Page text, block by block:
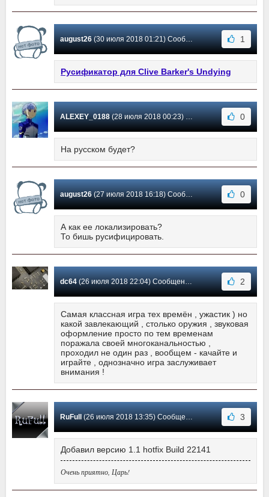
august26(30 июля 2018 01:21) Сообщение #5 1
Русификатор для Clive Barker's Undying
ALEXEY_0188(28 июля 2018 00:23) Сообщение #4 0
На русском будет?
august26(27 июля 2018 16:18) Сообщение #3 0
А как ее локализировать?
То бишь русифицировать.
dc64(26 июля 2018 22:04) Сообщение #2 2
Самая классная игра тех времён , ужастик ) но
какой завлекающий , столько оружия , звуковая
оформление просто по тем временам
поражала своей многоканальностью ,
проходил не один раз , вообщем - качайте и
играйте , однозначно игра заслуживает
внимания !
RuFull (26 июля 2018 13:35) Сообщение #1 3
Добавил версию 1.1 hotfix Build 22141
Очень приятно, Царь!